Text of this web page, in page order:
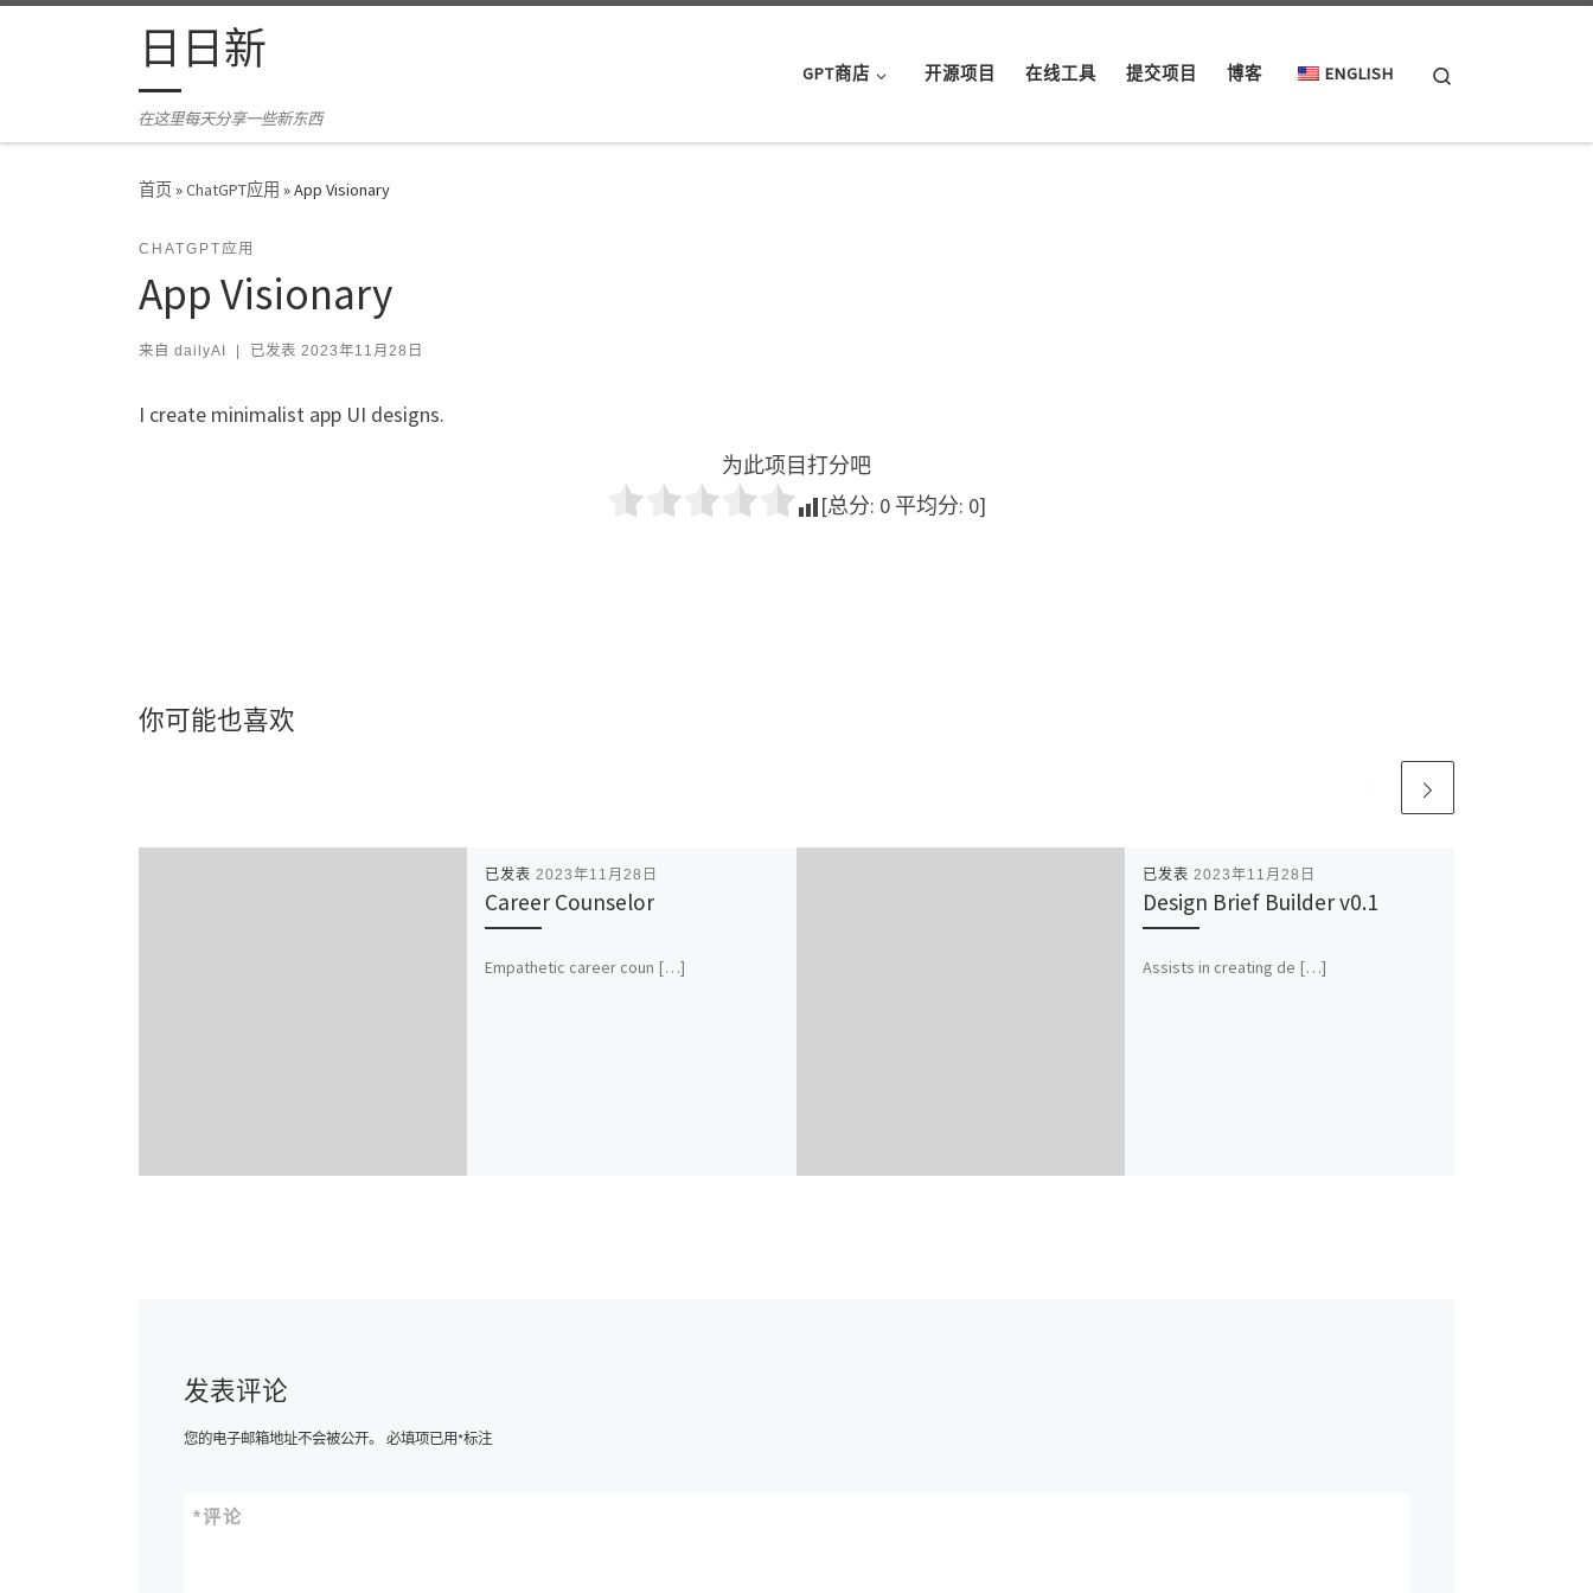
Skip to content日日新
在这里每天分享一些新东西
GPT商店 开源项目 在线工具 提交项目 博客 ENGLISH
首页»ChatGPT应用 »App Visionary
CHATGPT应用
App Visionary
来自 dailyAI 已发表 2023年11月28日
I create minimalist app UI designs.
为此项目打分吧
[总分: 0 平均分: 0]
你可能也喜欢
已发表 2023年11月28日
Career Counselor
Empathetic career coun […]
已发表 2023年11月28日
Design Brief Builder v0.1
Assists in creating de […]
发表评论
您的电子邮箱地址不会被公开。 必填项已用*标注
评论
*